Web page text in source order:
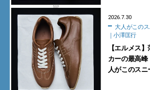
2026.7.30
｜小澤匡行
【エルメス
カーの最高
人がこのス